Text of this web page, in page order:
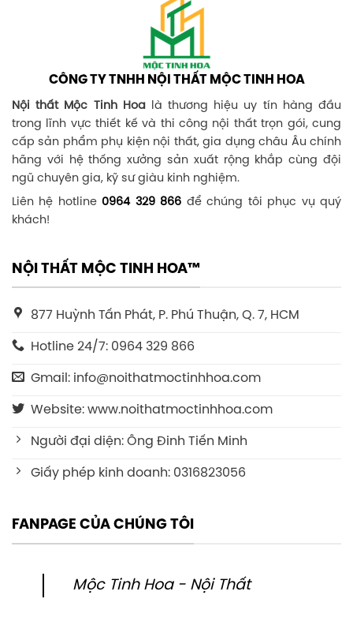
CÔNG TY TNHH NỘI THẤT MỘC TINH HOA
Nội thất Mộc Tinh Hoalà thương hiệu uy tín hàng đầu
trong lĩnh vực thiết kế và thi công nội thất trọn gói, cung
cấp sản phẩm phụ kiện nội thất, gia dụng châu Âu chính
hãng với hệ thống xưởng sản xuất rộng khắp cùng đội
ngũ chuyên gia, kỹ sư giàu kinh nghiệm.
Liên hệ hotline 0964 329 866 để chúng tôi phục vụ quý
khách!
NỘI THẤT MỘC TINH HOA™
877 Huỳnh Tấn Phát, P. Phú Thuận, Q. 7, HCM
Hotline 24/7: 0964 329 866
Gmail: info@noithatmoctinhhoa.com
Website: www.noithatmoctinhhoa.com
Người đại diện: Ông Đinh Tiến Minh
Giấy phép kinh doanh: 0316823056
FANPAGE CỦA CHÚNG TÔI
Mộc Tinh Hoa - Nội Thất